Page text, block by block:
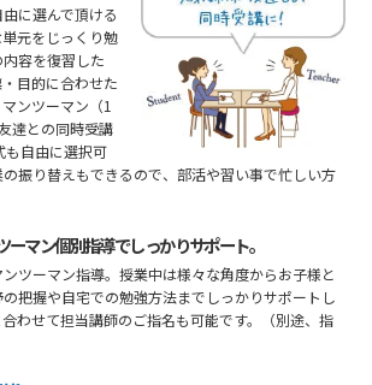
に選んで頂ける
元をじっくり勉
容を復習した
目的に合わせた
ンツーマン（1
達との同時受講
も自由に選択可
振り替えもできるので、部活や習い事で忙しい方
ーマン個別指導でしっかりサポート。
ツーマン指導。授業中は様々な角度からお子様と
把握や自宅での勉強方法までしっかりサポートし
わせて担当講師のご指名も可能です。（別途、指